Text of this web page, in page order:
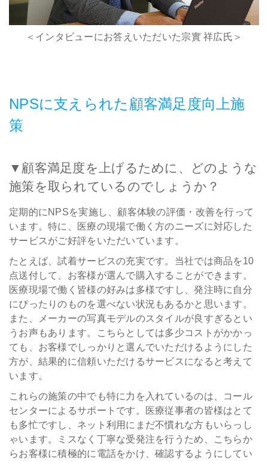
＜インタビューにお答えいただいた宗實 祥広氏＞
NPSに支えられた顧客満足度向上施
策
▼顧客満足度を上げるために、どのような
施策を取られているのでしょうか？
定期的にNPSを実施し、顧客体験の評価・改善を行って
います。特に、医療の現場で働く方のニーズに対応した
サービスがご好評をいただいています。
たとえば、試着サービスの充実です。当社では商品を10
点送付して、お客様が選んで購入することができます。
医療現場で働く皆様の好みは多様ですし、発注時に自分
にぴったりのものを選べない状況もあるかと思います。
また、メーカーの写真モデルのスタイルが良すぎるとい
うお声もあります。こちらとしては多少コストがかかっ
ても、お客様でしっかりと選んでいただけるようにした
方が、結果的に信頼いただけるサービスになると考えて
います。
これらの施策の中でも特に力を入れているのは、コール
センターによるサポートです。医療従事者の皆様はとて
も多忙ですし、ネット利用にまだ不慣れな方もいらっし
ゃいます。ミスなく丁寧な受発注を行うため、こちらか
らお客様に積極的に電話をかけ、確認するようにしてい